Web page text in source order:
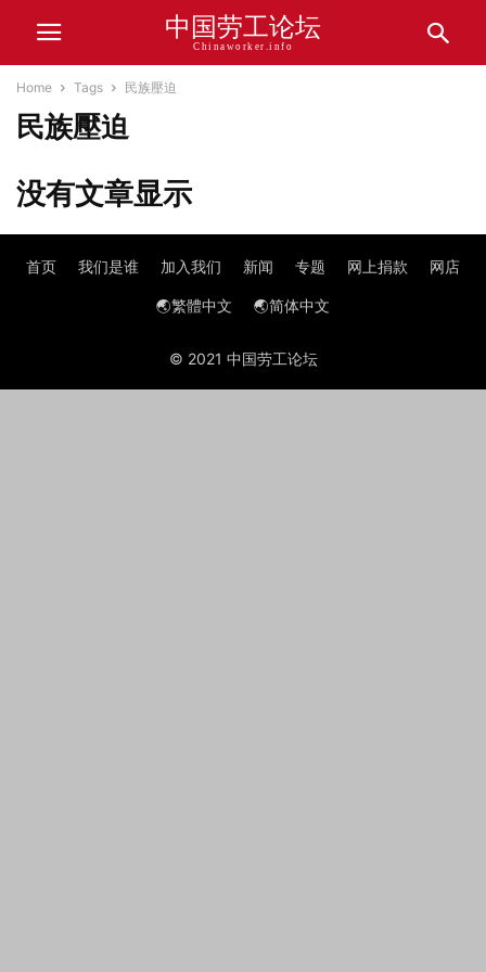
中国劳工论坛
Chinaworker.info
Home Tags 民族壓迫
民族壓迫
没有文章显示
首页 我们是谁 加入我们 新闻 专题 网上捐款 网店
🌏繁體中文 🌏简体中文
© 2021 中国劳工论坛